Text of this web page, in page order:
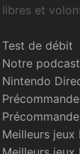
libres et
Test de débit
Notre podcast
Nintendo
Meilleurs